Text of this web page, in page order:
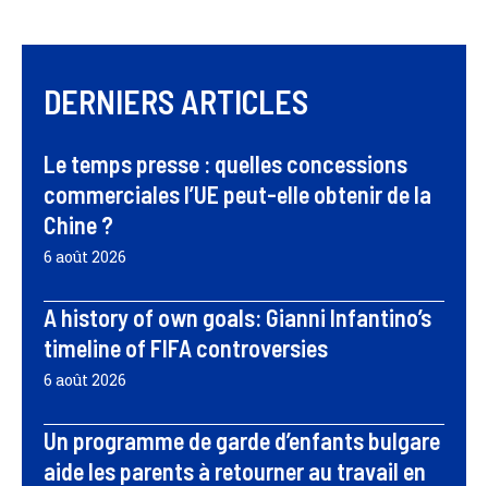
DERNIERS ARTICLES
Le temps presse : quelles concessions
commerciales l’UE peut-elle obtenir de la
Chine ?
6 août 2026
A history of own goals: Gianni Infantino’s
timeline of FIFA controversies
6 août 2026
Un programme de garde d’enfants bulgare
aide les parents à retourner au travail en